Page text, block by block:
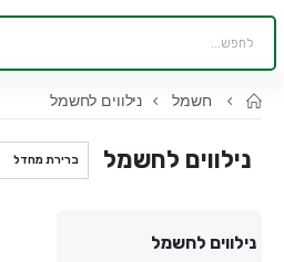
חשמל נילווים לחשמל
נילווים לחשמל
נילווים לחשמל